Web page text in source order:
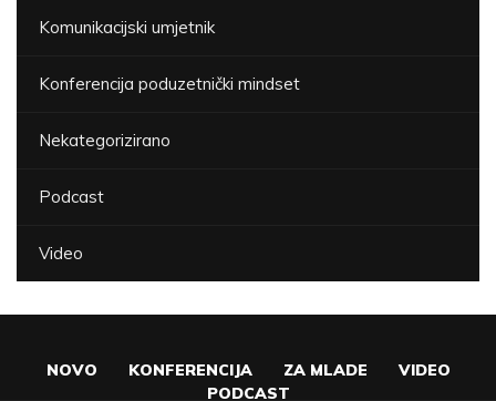
Komunikacijski umjetnik
Konferencija poduzetnički mindset
Nekategorizirano
Podcast
Video
NOVO KONFERENCIJA ZA MLADE
VIDEO
PODCAST